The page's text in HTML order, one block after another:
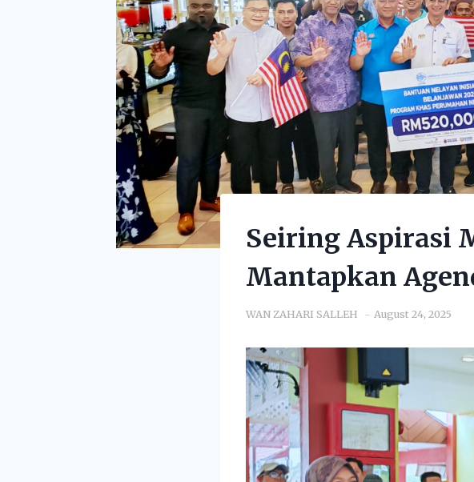
Seiring Aspirasi
Mantapkan
WAN ZAHARI SALLEH August 24, 2025